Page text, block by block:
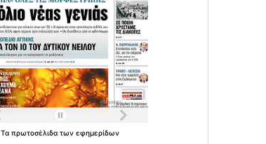
Ταπρωτοσέλιδατωνεφημερίδων